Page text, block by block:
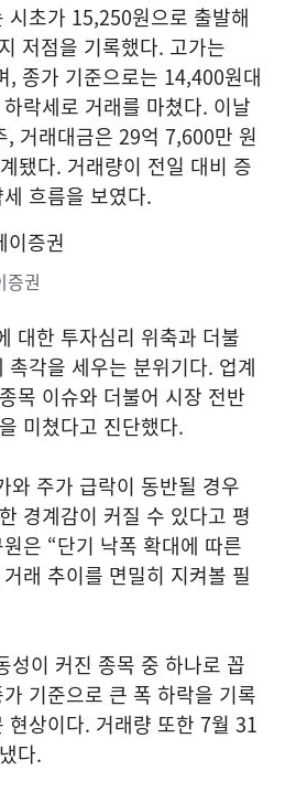
시초가 15,250원으로 출발해
저점을 기록했다. 고가는
, 종가 기준으로는 14,400원대
락세로 거래를 마쳤다. 이날
거래대금은 29억 7,600만 원
됐다. 거래량이 전일 대비 증
흐름을 보였다.
증권
대한 투자심리 위축과 더불
각을 세우는 분위기다. 업계
목 이슈와 더불어 시장 전반
미쳤다고 진단했다.
와 주가 급락이 동반될 경우
경계감이 커질 수 있다고 평
은 “단기 낙폭 확대에 따른
래 추이를 면밀히 지켜볼 필
성이 커진 종목 중 하나로 꼽
기준으로 큰 폭 하락을 기록
현상이다. 거래량 또한 7월 31
다.